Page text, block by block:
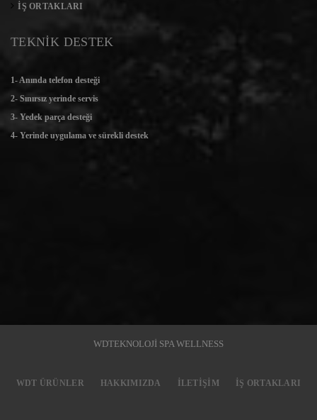
İŞ ORTAKLARI
TEKNİK DESTEK
1- Anında telefon desteği
2- Sınırsız yerinde servis
3- Yedek parça desteği
4- Yerinde uygulama ve sürekli destek
WDTEKNOLOJİ SPA WELLNESS
WDT ÜRÜNLER HAKKIMIZDA İLETIŞIM İŞ ORTAKLARI